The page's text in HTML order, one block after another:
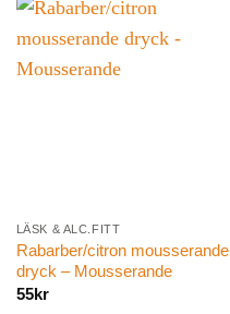
LÄSK & ALC.FITT
Rabarber/citron mousserande
dryck – Mousserande
55kr